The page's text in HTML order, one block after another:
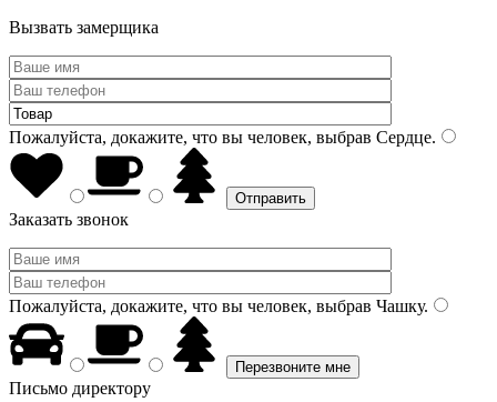
Вызвать замерщика
Пожалуйста, докажите, что вы человек, выбрав Сердце.
Заказать звонок
Пожалуйста, докажите, что вы человек, выбрав Чашку.
Письмо директору